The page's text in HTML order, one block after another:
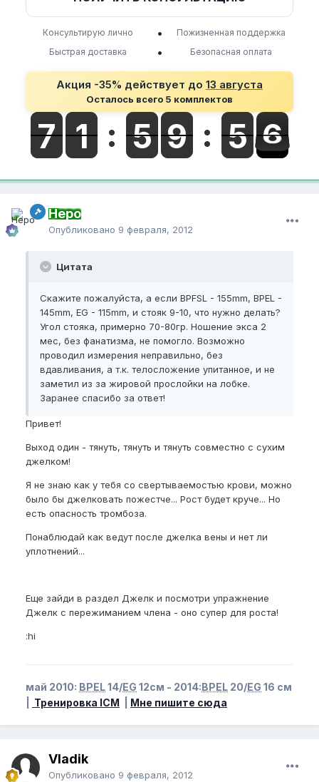
Консультирую лично •
Пожизненная поддержка
Быстрая доставка
• Безопасная оплата
Акция -35% действует до 13 августа
Осталось всего 5 комплектов
Неро
Опубликовано 9 февраля, 2012
Цитата
Скажите пожалуйста, а если BPFSL - 155mm, BPEL -
145mm, EG - 115mm, и стояк 9-10, что нужно делать?
Угол стояка, примерно 70-80гр. Ношение экса 2
мес, без фанатизма, не помогло. Возможно
проводил измерения неправильно, без
вдавливания, а т.к. телосложение упитанное, и не
заметил из за жировой прослойки на лобке.
Заранее спасибо за ответ!
Привет!
Выход один - тянуть, тянуть и тянуть совместно с сухим
джелком!
Я не знаю как у тебя со свертываемостью крови, можно
было бы джелковать пожестче... Рост будет круче... Но
есть опасность тромбоза.
Понаблюдай как ведут после джелка вены и нет ли
уплотнений...
Еще зайди в раздел Джелк и посмотри упражнение
Джелк с пережиманием члена - оно супер для роста!
:hi
май 2010: BPEL14/EG 12см - 2014:BPEL 20/EG 16 см
Тренировка ICM Мне пишите сюда
Vladik
Опубликовано 9 февраля, 2012